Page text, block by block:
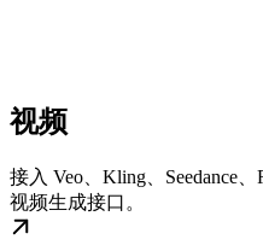
视频
接入 Veo、Kling、Seedance
视频生成接口。